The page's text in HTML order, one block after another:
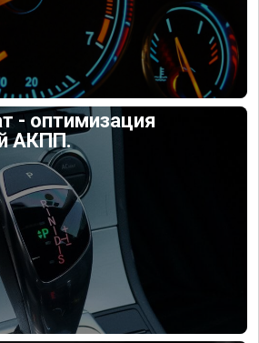
- оптимизация
АКПП.